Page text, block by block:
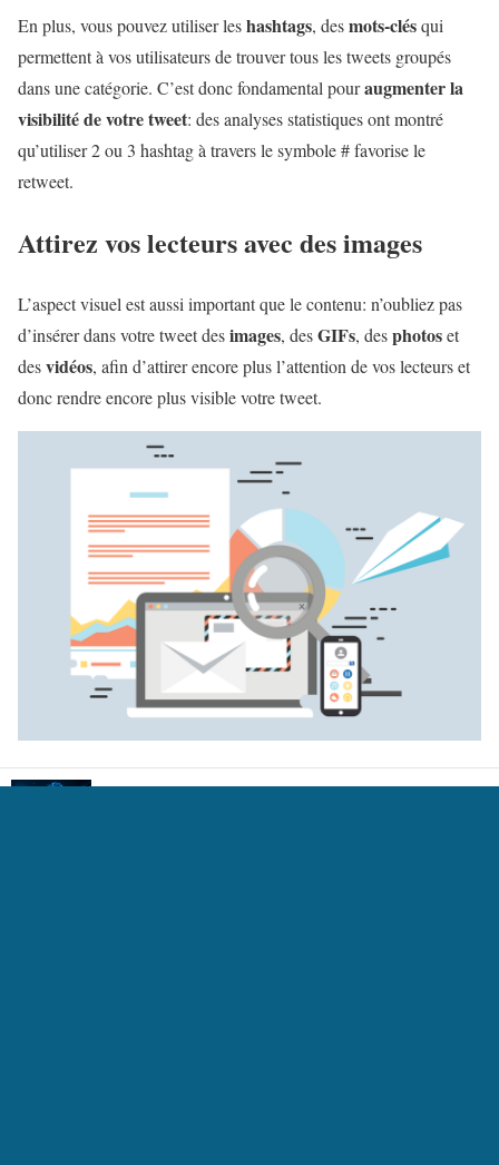
En plus, vous pouvez utiliser leshashtags, desmots-clésqui
permettent à vos utilisateurs de trouver tous les tweets groupés
dans une catégorie. C’est donc fondamental pouraugmenter la
visibilité de votre tweet: des analyses statistiques ont montré
qu’utiliser 2 ou 3 hashtag à travers le symbole # favorise le
retweet.
Attirez vos lecteurs avec des images
L’aspect visuel est aussi important que le contenu: n’oubliez pas
d’insérer dans votre tweet desimages, desGIFs, desphotoset
desvidéos, afin d’attirer encore plus l’attention de vos lecteurs et
donc rendre encore plus visible votre tweet.